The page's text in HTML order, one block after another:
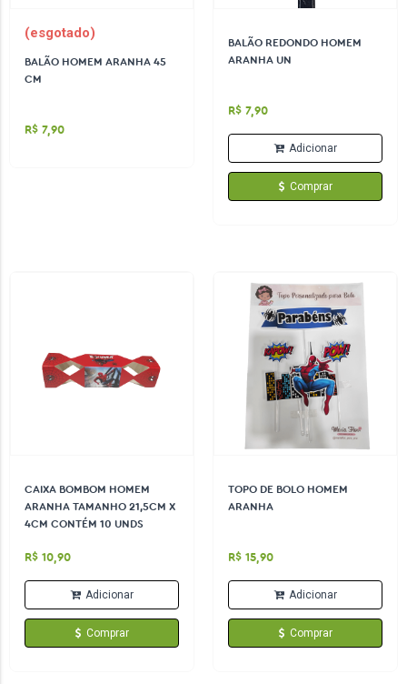
(esgotado)
BALÃO HOMEM ARANHA 45
CM
R$ 7,90
BALÃO REDONDO HOMEM
ARANHA UN
R$ 7,90
Adicionar
Comprar
CAIXA BOMBOM HOMEM
ARANHA TAMANHO 21,5CM X
4CM CONTÉM 10 UNDS
R$ 10,90
Adicionar
Comprar
TOPO DE BOLO HOMEM
ARANHA
R$ 15,90
Adicionar
Comprar